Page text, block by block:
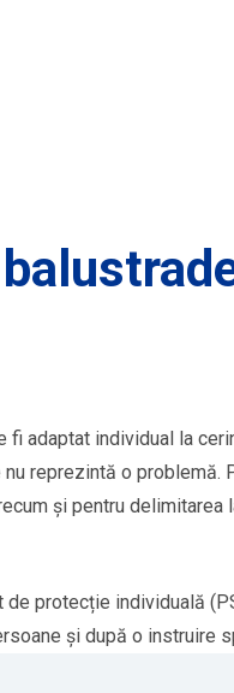
fi adaptat individual la
reprezintă o problemă.
și pentru
protecție individuală
și după o instruire